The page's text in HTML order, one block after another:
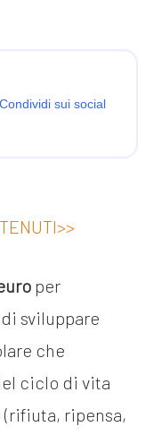
Condividi sui social
per
sviluppare
che
ciclo di vita
(rifiuta, ripensa,